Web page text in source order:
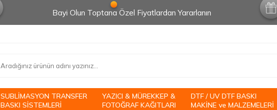
Bayi Olun Toptana Özel Fiyatlardan Yararlanın
SUBLİMASYON TRANSFER
BASKI SİSTEMLERİ
YAZICI & MÜREKKEP &
FOTOĞRAF KAĞITLARI
DTF / UV DTF BASKI
MAKİNE ve MALZEMELERİ